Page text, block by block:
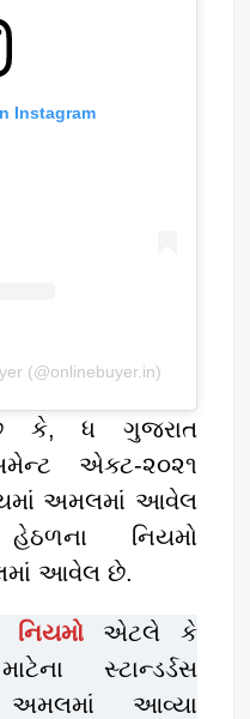
Instagram
(@onlinebuyer.in)
કે, ધ ગુજરાત
એક્ટ-૨૦૨૧
અમલમાં આવેલ
નિયમો
આવેલ છે.
નિયમો એટલે કે
સ્ટાન્ડર્ડસ
અમલમાં આવ્યા